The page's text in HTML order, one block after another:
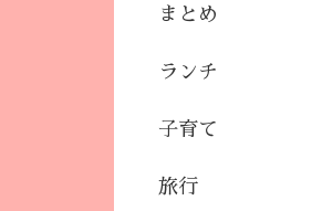
まとめ
ランチ
子育て
旅行